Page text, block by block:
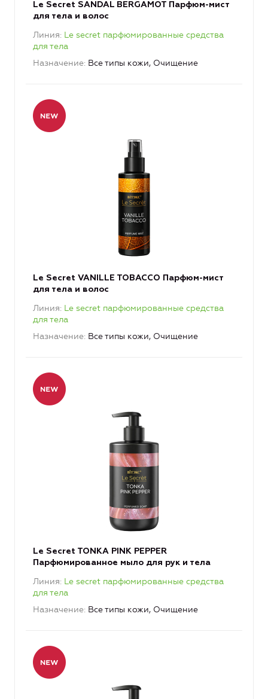
Le Secret SANDAL BERGAMOT Парфюм-мист
для тела и волос
Линия Le secret парфюмированные средства
для тела
Назначение Все типы кожи, Очищение
Le Secret VANILLE TOBACCO Парфюм-мист
для тела и волос
Линия Le secret парфюмированные средства
для тела
Назначение Все типы кожи, Очищение
Le Secret TONKA PINK PEPPER
Парфюмированное мыло для рук и тела
Линия Le secret парфюмированные средства
для тела
Назначение Все типы кожи, Очищение